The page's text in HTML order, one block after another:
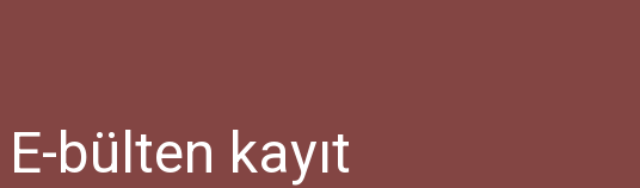
Bu ürüne benzer farklı alternatifler olmalı.
E-bülten kayıt